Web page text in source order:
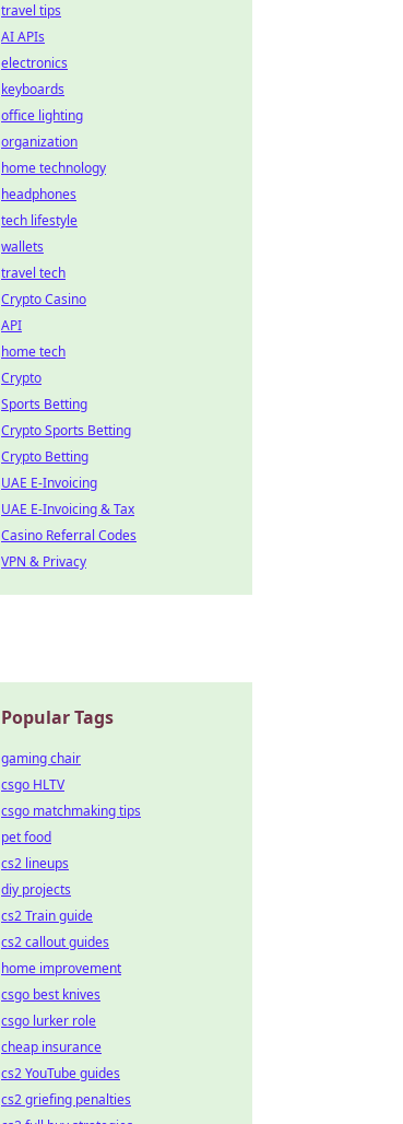
travel tips
AI APIs
electronics
keyboards
office lighting
organization
home technology
headphones
tech lifestyle
wallets
travel tech
Crypto Casino
API
home tech
Crypto
Sports Betting
Crypto Sports Betting
Crypto Betting
UAE E-Invoicing
UAE E-Invoicing & Tax
Casino Referral Codes
VPN & Privacy
Popular Tags
gaming chair
csgo HLTV
csgo matchmaking tips
pet food
cs2 lineups
diy projects
cs2 Train guide
cs2 callout guides
home improvement
csgo best knives
csgo lurker role
cheap insurance
cs2 YouTube guides
cs2 griefing penalties